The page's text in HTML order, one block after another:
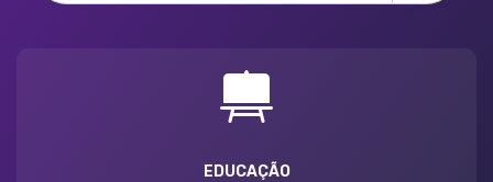
EDUCAÇÃO